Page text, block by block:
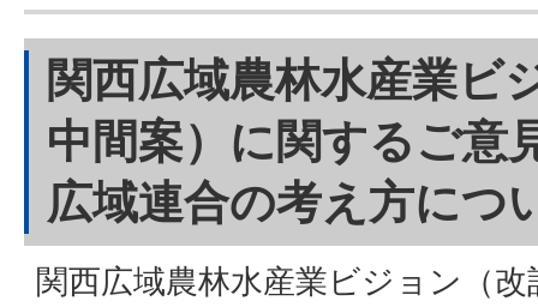
関西広域農林水産業ビ
中間案）に関するご意
広域連合の考え方につ
関西広域農林水産業ビジョン（